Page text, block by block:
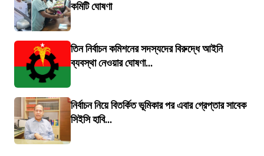
কমিটি ঘোষণা
তিন নির্বাচন কমিশনের সদস্যদের বিরুদ্ধে আইনি
ব্যবস্থা নেওয়ার ঘোষণা...
নির্বাচন নিয়ে বিতর্কিত ভূমিকার পর এবার গ্রেপ্তার সাবেক
সিইসি হাবি...